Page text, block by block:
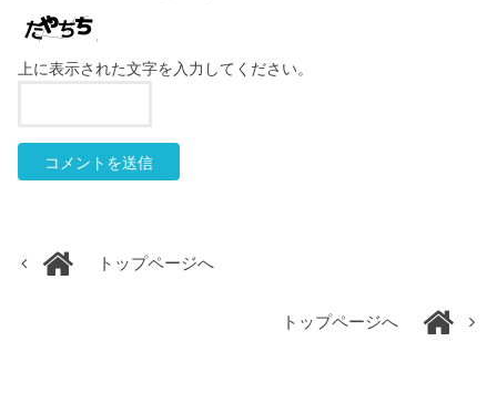
上に表示された文字を入力してください。
トップページへ
トップページへ